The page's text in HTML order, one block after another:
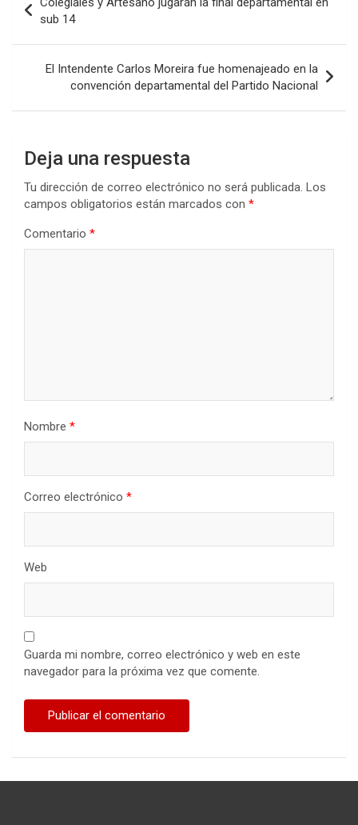
o
o
k
A
p
p
n
ar
tir
de
entradas
sub 14
El Intendente Carlos Moreira fue homenajeado en la
convención departamental del Partido Nacional
Deja una respuesta
Tu dirección de correo electrónico no será publicada. Los
campos obligatorios están marcados con *
Comentario *
Nombre *
Correo electrónico *
Web
Guarda mi nombre, correo electrónico y web en este
navegador para la próxima vez que comente.